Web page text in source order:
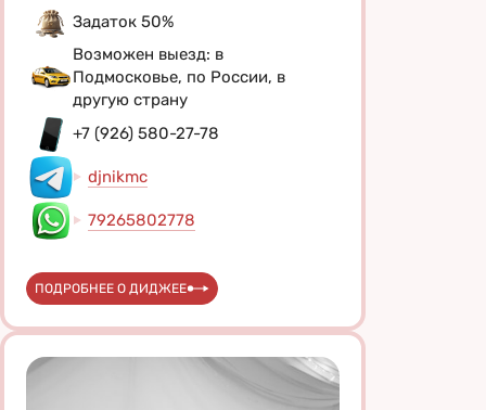
Задаток 50%
Возможен выезд: в
Подмосковье, по России, в
другую страну
+7 (926) 580-27-78
djnikmc
79265802778
ПОДРОБНЕЕ О ДИДЖЕЕ